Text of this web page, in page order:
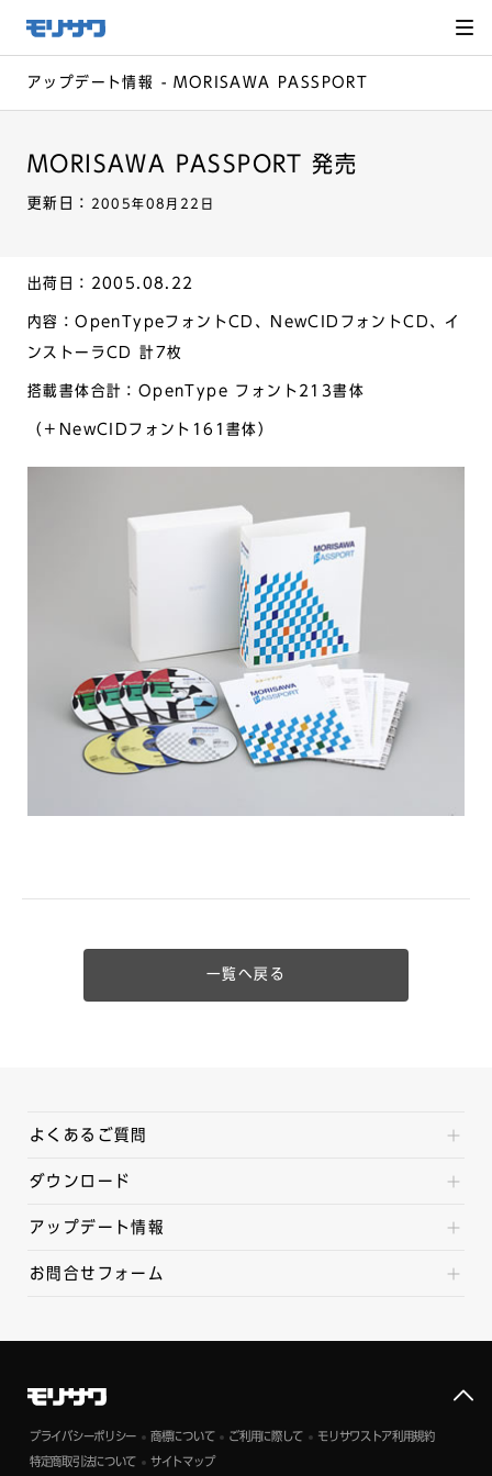
メ
ニュー
飛ばし
へ移動
アップデート情報 - MORISAWA PASSPORT
MORISAWA PASSPORT 発売
更新日： 2005年08月22日
出荷日：2005.08.22
内容：OpenTypeフォントCD、NewCIDフォントCD、イ
ンストーラCD 計7枚
搭載書体合計：OpenType フォント213書体
（＋NewCIDフォント161書体）
一覧へ戻る
よくあるご質問
ダウンロード
アップデート情報
お問合せフォーム
プライバシーポリシー 商標について ご利用に際して モリサワストア利用規約
特定商取引法について サイトマップ